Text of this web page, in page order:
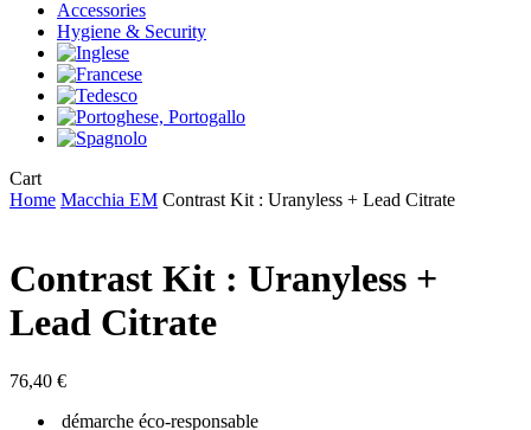
Accessories
Hygiene & Security
CartClose
Cart
Home Macchia EM Contrast Kit : Uranyless + Lead Citrate
Contrast Kit : Uranyless +
Lead Citrate
76,40 €
démarche éco-responsable